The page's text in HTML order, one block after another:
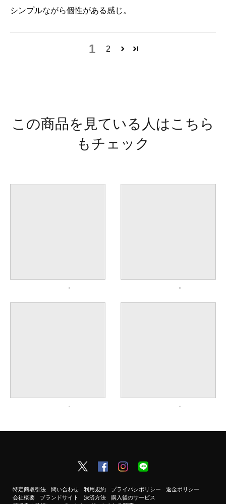
シンプルながら個性がある感じ。
1 2
この商品を見ている人はこちら
もチェック
特定商取引法 問い合わせ 利用規約 プライバシポリシー
返金ポリシー
会社概要
ブランドサイト 決済方法
購入後のサービス